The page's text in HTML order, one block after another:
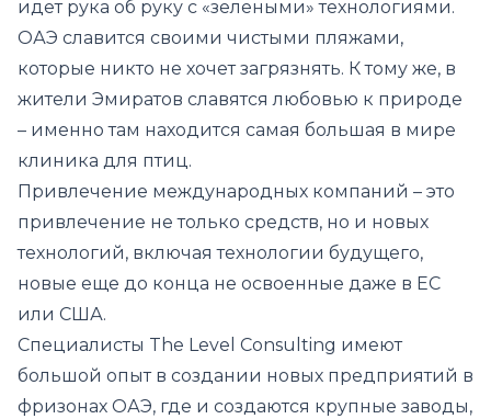
идет рука об руку с «зелеными» технологиями.
ОАЭ славится своими чистыми пляжами,
которые никто не хочет загрязнять. К тому же, в
жители Эмиратов славятся любовью к природе
– именно там находится самая большая в мире
клиника для птиц.
Привлечение международных компаний – это
привлечение не только средств, но и новых
технологий, включая технологии будущего,
новые еще до конца не освоенные даже в ЕС
или США.
Специалисты The Level Consulting имеют
большой опыт в создании новых предприятий в
фризонах ОАЭ, где и создаются крупные заводы,